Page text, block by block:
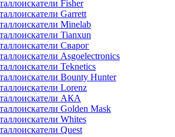
Fisher
Garrett
Minelab
Tianxun
Сварог
Asgoelectronics
Teknetics
Bounty Hunter
Lorenz
АКА
Golden Mask
Whites
Quest